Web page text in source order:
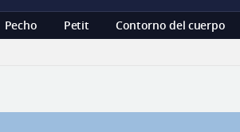
Pecho Petit Contorno del cuerpo